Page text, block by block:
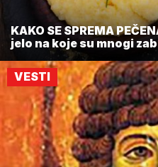
KAKO SE SPREMA
jelo na koje su mnogi
VESTI